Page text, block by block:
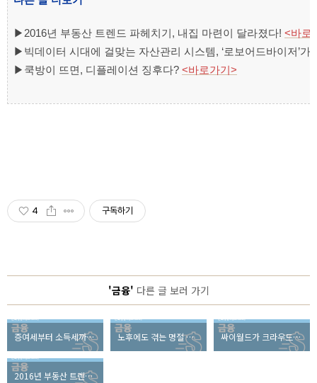
▶ 2016년 부동산 트렌드 파헤치기, 내집 마련이 달라졌다! <바로
▶ 빅데이터 시대에 걸맞는 자산관리 시스템, ‘로보어드바이저’가
▶ 쿡방이 뜨면, 디플레이션 징후다? <바로가기>
4 구독하기
'금융' 다른 글 보러 가기
증여세부터 소득세까지, 2016년 새롭게 바뀐 세법 총 정리! 노후에도 겪는 명절 스트레스, 해결방법은? 싸이월드가 크라우드 펀딩에 나왔다고?
2016년 부동산 트렌드 파헤치기, 내집 마련이 달라졌다!